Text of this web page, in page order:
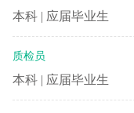
本科 | 应届毕业生
质检员
本科 | 应届毕业生